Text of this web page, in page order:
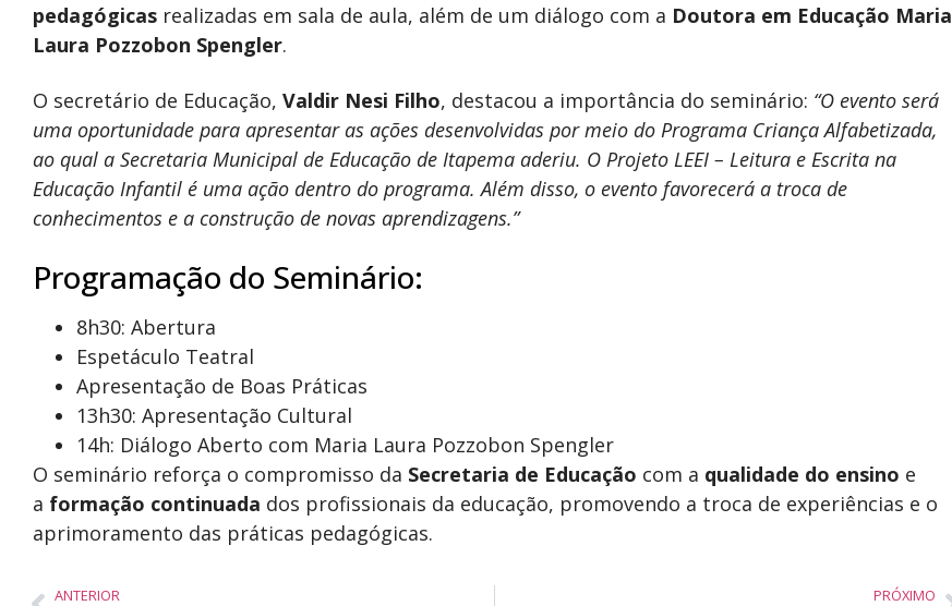
pedagógicas realizadas em sala de aula, além de um diálogo com a Doutora em Educação Maria
Laura Pozzobon Spengler.
O secretário de Educação, Valdir Nesi Filho, destacou a importância do seminário: “O evento será
uma oportunidade para apresentar as ações desenvolvidas por meio do Programa Criança Alfabetizada,
ao qual a Secretaria Municipal de Educação de Itapema aderiu. O Projeto LEEI – Leitura e Escrita na
Educação Infantil é uma ação dentro do programa. Além disso, o evento favorecerá a troca de
conhecimentos e a construção de novas aprendizagens.”
Programação do Seminário:
8h30: Abertura
Espetáculo Teatral
Apresentação de Boas Práticas
13h30: Apresentação Cultural
14h: Diálogo Aberto com Maria Laura Pozzobon Spengler
O seminário reforça o compromisso da Secretaria de Educação com a qualidade do ensino e
a formação continuada dos profissionais da educação, promovendo a troca de experiências e o
aprimoramento das práticas pedagógicas.
ANTERIOR PRÓXIMO